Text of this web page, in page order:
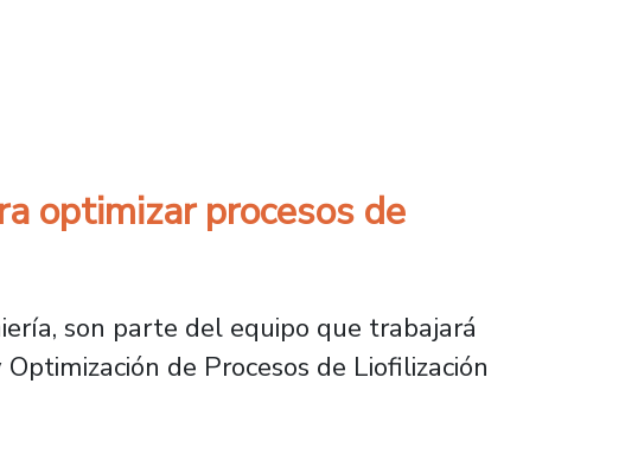
herramientas para el control y monitoreo de
optimizar procesos de
son parte del equipo que trabajará
de Procesos de Liofilización